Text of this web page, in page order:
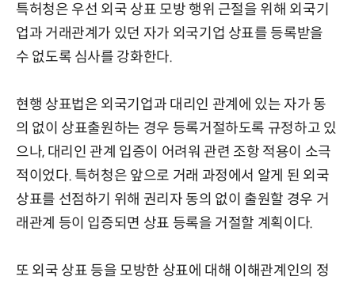
특허청은 우선 외국 상표 모방 행위 근절을 위해 외국기
업과 거래관계가 있던 자가 외국기업 상표를 등록받을
수 없도록 심사를 강화한다.
현행 상표법은 외국기업과 대리인 관계에 있는 자가 동
의 없이 상표출원하는 경우 등록거절하도록 규정하고 있
으나, 대리인 관계 입증이 어려워 관련 조항 적용이 소극
적이었다. 특허청은 앞으로 거래 과정에서 알게 된 외국
상표를 선점하기 위해 권리자 동의 없이 출원할 경우 거
래관계 등이 입증되면 상표 등록을 거절할 계획이다.
또 외국 상표 등을 모방한 상표에 대해 이해관계인의 정